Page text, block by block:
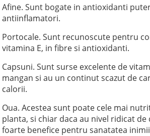
Afine. Sunt bogate in antioxidanti
antiinflamatori.
Portocale. Sunt recunoscute pentru
vitamina E, in fibre si antioxidanti.
Capsuni. Sunt surse excelente de
mangan si au un continut scazut de
calorii.
Oua. Acestea sunt poate cele mai
planta, si chiar daca au nivel ridicat
foarte benefice pentru sanatatea